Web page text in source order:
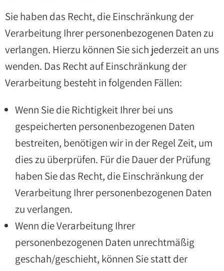
Sie haben das Recht, die Einschränkung der
Verarbeitung Ihrer personenbezogenen Daten zu
verlangen. Hierzu können Sie sich jederzeit an uns
wenden. Das Recht auf Einschränkung der
Verarbeitung besteht in folgenden Fällen:
Wenn Sie die Richtigkeit Ihrer bei uns
gespeicherten personenbezogenen Daten
bestreiten, benötigen wir in der Regel Zeit, um
dies zu überprüfen. Für die Dauer der Prüfung
haben Sie das Recht, die Einschränkung der
Verarbeitung Ihrer personenbezogenen Daten
zu verlangen.
Wenn die Verarbeitung Ihrer
personenbezogenen Daten unrechtmäßig
geschah/geschieht, können Sie statt der